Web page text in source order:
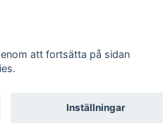
att fortsätta på sidan
Inställningar